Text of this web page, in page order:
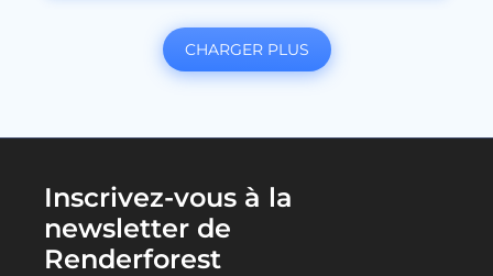
CHARGER PLUS
Inscrivez-vous à la
newsletter de
Renderforest